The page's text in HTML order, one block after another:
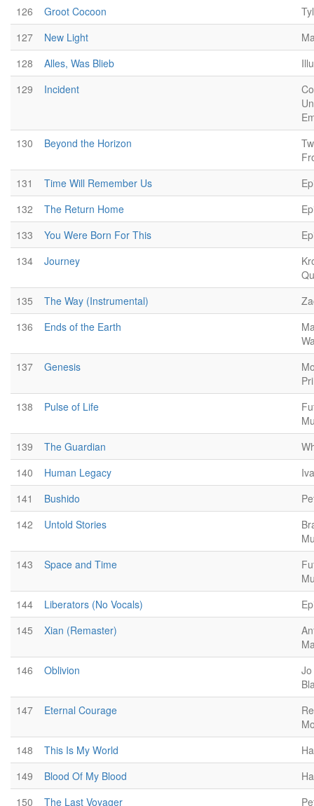
126
Groot Cocoon
127
New Light
128
Alles, Was Blieb
129
Incident
130
Beyond the Horizon
131
Time Will Remember Us
132
The Return Home
133
You Were Born For This
134
Journey
135
The Way (Instrumental)
136
Ends of the Earth
137
Genesis
138
Pulse of Life
139
The Guardian
140
Human Legacy
141
Bushido
142
Untold Stories
143
Space and Time
144
Liberators (No Vocals)
145
Xian (Remaster)
146
Oblivion
Jo
147
Eternal Courage
148
This Is My World
149
Blood Of My Blood
150
The Last Voyager